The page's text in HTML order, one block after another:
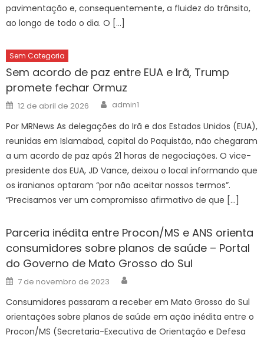
pavimentação e, consequentemente, a fluidez do trânsito,
ao longo de todo o dia. O […]
Sem Categoria
Sem acordo de paz entre EUA e Irã, Trump
promete fechar Ormuz
Posted
on
12 de abril de 2026 Author
admin1
Por MRNews As delegações do Irã e dos Estados Unidos (EUA),
reunidas em Islamabad, capital do Paquistão, não chegaram
a um acordo de paz após 21 horas de negociações. O vice-
presidente dos EUA, JD Vance, deixou o local informando que
os iranianos optaram “por não aceitar nossos termos”.
“Precisamos ver um compromisso afirmativo de que […]
Parceria inédita entre Procon/MS e ANS orienta
consumidores sobre planos de saúde – Portal
do Governo de Mato Grosso do Sul
Posted
on
7 de novembro de 2023
Consumidores passaram a receber em Mato Grosso do Sul
orientações sobre planos de saúde em ação inédita entre o
Procon/MS (Secretaria-Executiva de Orientação e Defesa